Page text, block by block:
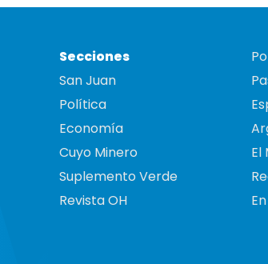
Secciones
San Juan
Política
Economía
Cuyo Minero
Suplemento Verde
Revista OH
El